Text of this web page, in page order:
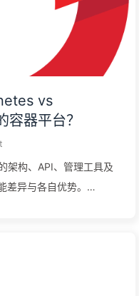
vs
器平台？
架构、API、管理工具及
异与各自优势。